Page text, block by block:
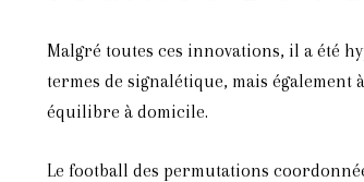
Malgré toutes ces innovations, il a été
termes de signalétique, mais
équilibre à domicile.
Le football des permutations